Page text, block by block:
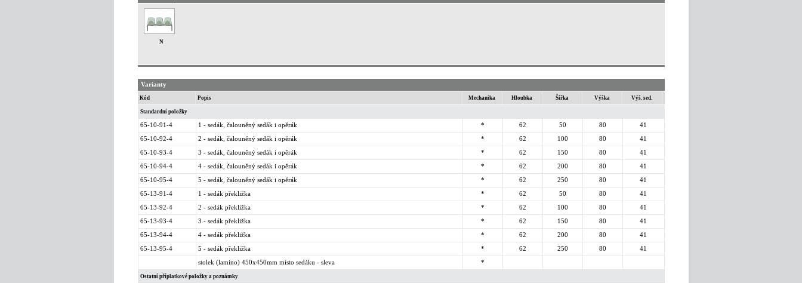
N
Varianty
Kód Popis Mechanika Hloubka Šířka Výška Výš. sed.
Standardní položky
65-10-91-4 1 - sedák, čalouněný sedák i opěrák * 62 50 80 41
65-10-92-4 2 - sedák, čalouněný sedák i opěrák * 62 100 80 41
65-10-93-4 3 - sedák, čalouněný sedák i opěrák * 62 150 80 41
65-10-94-4 4 - sedák, čalouněný sedák i opěrák * 62 200 80 41
65-10-95-4 5 - sedák, čalouněný sedák i opěrák * 62 250 80 41
65-13-91-4 1 - sedák překližka * 62 50 80 41
65-13-92-4 2 - sedák překližka * 62 100 80 41
65-13-93-4 3 - sedák překližka * 62 150 80 41
65-13-94-4 4 - sedák překližka * 62 200 80 41
65-13-95-4 5 - sedák překližka * 62 250 80 41
stolek (lamino) 450x450mm místo sedáku - sleva *
Ostatní příplatkové položky a poznámky